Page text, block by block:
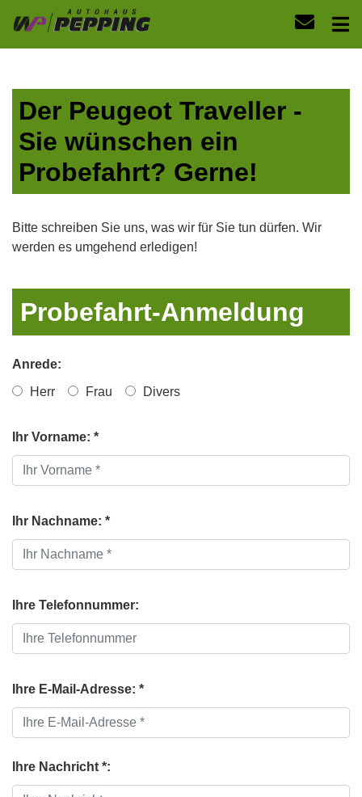
Der Peugeot Traveller -
Sie wünschen ein
Probefahrt? Gerne!
Bitte schreiben Sie uns, was wir für Sie tun dürfen. Wir
werden es umgehend erledigen!
Probefahrt-Anmeldung
Anrede:
Herr
Frau Divers
Ihr Vorname: *
Ihr Nachname: *
Ihre Telefonnummer:
Ihre E-Mail-Adresse: *
Ihre Nachricht *: